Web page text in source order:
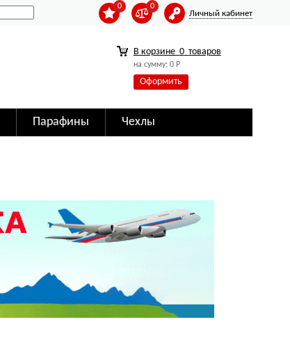
Личный кабинет
0
0
В корзине 0 товаров
на сумму: 0Р
Оформить
Парафины Чехлы